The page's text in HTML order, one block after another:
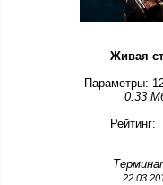
Живая
Параметры:
0.33
Рейтинг: